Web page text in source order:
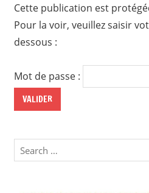
Cette publication est
Pour la voir, veuillez saisir
dessous :
Mot de passe :